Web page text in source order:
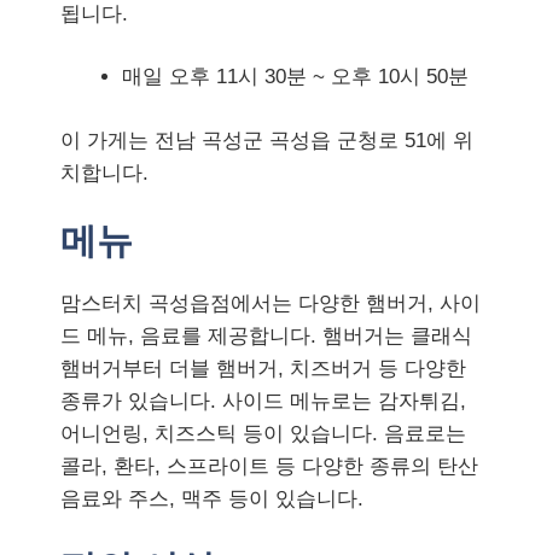
됩니다.
매일 오후 11시 30분 ~ 오후 10시 50분
이 가게는 전남 곡성군 곡성읍 군청로 51에 위
치합니다.
메뉴
맘스터치 곡성읍점에서는 다양한 햄버거, 사이
드 메뉴, 음료를 제공합니다. 햄버거는 클래식
햄버거부터 더블 햄버거, 치즈버거 등 다양한
종류가 있습니다. 사이드 메뉴로는 감자튀김,
어니언링, 치즈스틱 등이 있습니다. 음료로는
콜라, 환타, 스프라이트 등 다양한 종류의 탄산
음료와 주스, 맥주 등이 있습니다.